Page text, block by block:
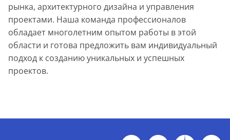
рынка, архитектурного дизайна и управления
проектами. Наша команда профессионалов
обладает многолетним опытом работы в этой
области и готова предложить вам индивидуальный
подход к созданию уникальных и успешных
проектов.